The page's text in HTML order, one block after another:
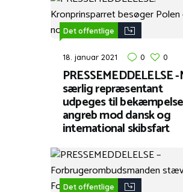
Det offentlige
18. januar 2021 0 0
PRESSEMEDDELELSE
særlig repræsentant
udpeges til
angreb mod dansk og
international skibsfart
Det offentlige